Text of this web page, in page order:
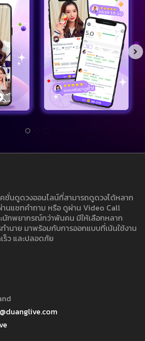
ชั่นดูดวงออนไลน์ที่สามารถดูดวงได้หลาก
นแชทคำถาม หรือ ดูผ่าน Video Call
กพยากรณ์กว่าพันคน มีให้เลือกหลาก
ำนาย มาพร้อมกับการออกแบบที่เน้นใช้งาน
ร็ว และปลอดภัย